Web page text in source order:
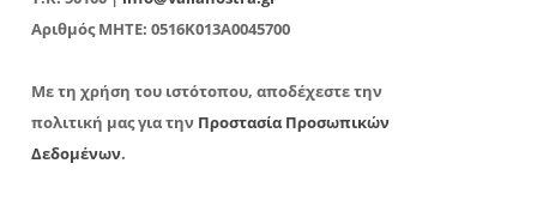
Αριθμός ΜΗΤΕ: 0516K013A0045700
Με τη χρήση του ιστότοπου, αποδέχεστε την
πολιτική μας για την Προστασία Προσωπικών
Δεδομένων.